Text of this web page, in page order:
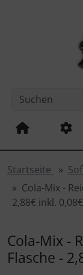
Springe zum
Startseite
Cola-Mix -
2,88€ inkl.
Cola-Mix -
Flasche -